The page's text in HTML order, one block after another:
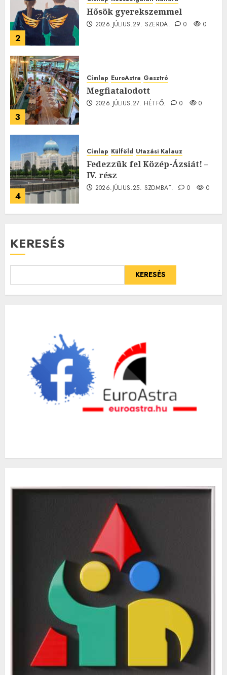
2
Hősök gyerekszemmel
2026.JÚLIUS.29. SZERDA. 0 0
3
Címlap EuroAstra Gasztró
Megfiatalodott
2026.JÚLIUS.27. HÉTFŐ. 0 0
4
Címlap Külföld Utazási Kalauz
Fedezzük fel Közép-Ázsiát! –
IV. rész
2026.JÚLIUS.25. SZOMBAT. 0 0
KERESÉS
KERESÉS